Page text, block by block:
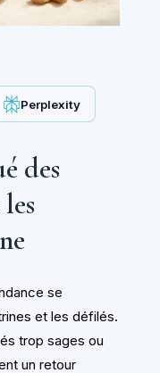
Perplexity
des
se
et les défilés.
trop sages ou
un retour